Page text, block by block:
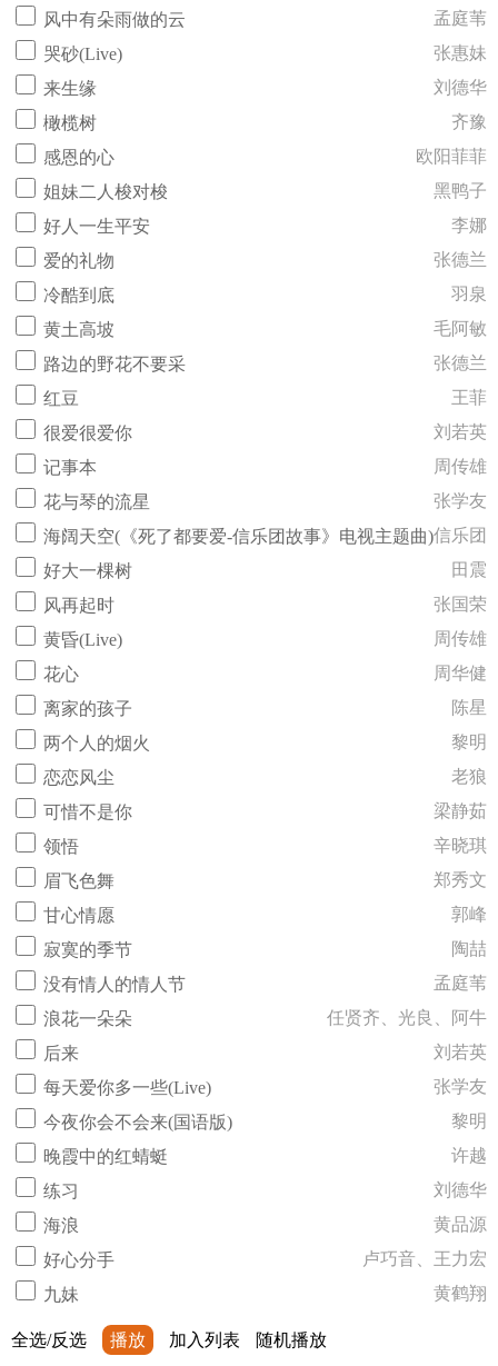
风中有朵雨做的云
孟庭苇
哭砂(Live)
张惠妹
来生缘
刘德华
橄榄树
齐豫
感恩的心
欧阳菲菲
姐妹二人梭对梭
黑鸭子
好人一生平安
李娜
爱的礼物
张德兰
冷酷到底
羽泉
黄土高坡
毛阿敏
路边的野花不要采
张德兰
红豆
王菲
很爱很爱你
刘若英
记事本
周传雄
花与琴的流星
张学友
海阔天空(《死了都要爱-信乐团故事》电视主题曲)信乐团
好大一棵树
田震
风再起时
张国荣
黄昏(Live)
周传雄
花心
周华健
离家的孩子
陈星
两个人的烟火
黎明
恋恋风尘
老狼
可惜不是你
梁静茹
领悟
辛晓琪
眉飞色舞
郑秀文
甘心情愿
郭峰
寂寞的季节
陶喆
没有情人的情人节
孟庭苇
浪花一朵朵
任贤齐、光良、阿牛
后来
刘若英
每天爱你多一些(Live)
张学友
今夜你会不会来(国语版)
黎明
晚霞中的红蜻蜓
许越
练习
刘德华
海浪
黄品源
好心分手
卢巧音、王力宏
九妹
黄鹤翔
全选/反选 播放 加入列表 随机播放